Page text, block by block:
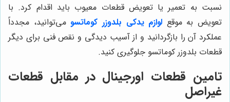
نسبت به تعمیر یا تعویض قطعات معیوب باید اقدام کرد. با
تعویض به موقع لوازم یدکی بلدوزر کوماتسو می‌توانید، مجدداً
عملکرد آن را بازگردانید و از آسیب دیدگی و نقص فنی برای دیگر
قطعات بلدوزر کوماتسو جلوگیری کنید.
تامین قطعات اورجینال در مقابل قطعات
غیراصل